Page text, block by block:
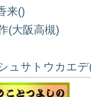
来()
(大阪高槻)
ュサトウカエデ